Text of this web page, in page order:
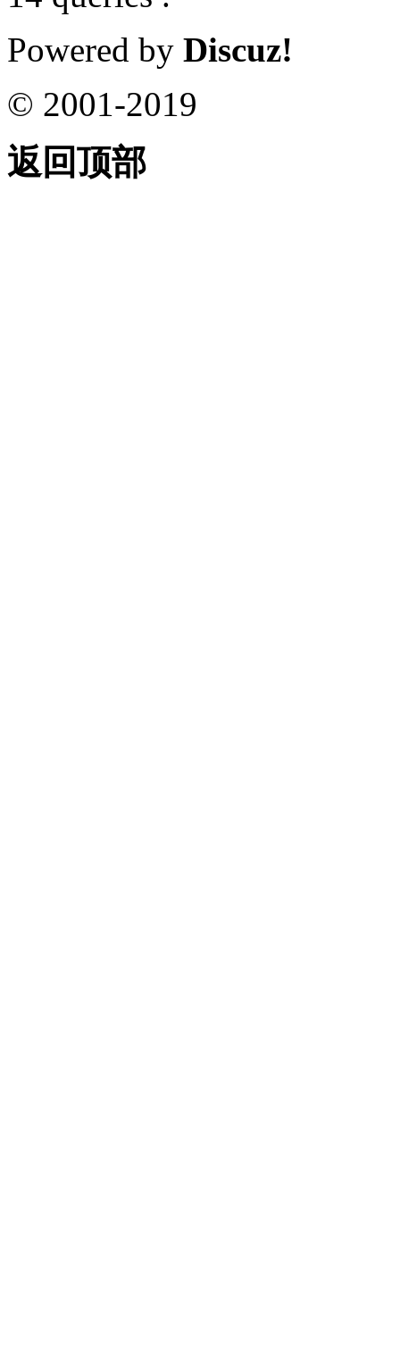
Powered by Discuz!
© 2001-2019
返回顶部